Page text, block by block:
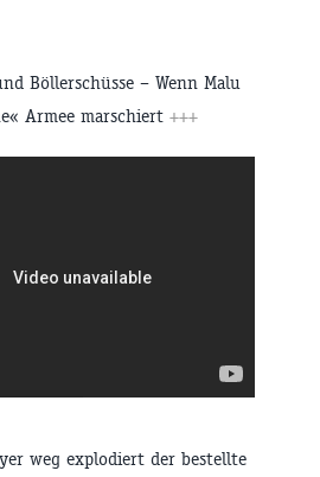
Böllerschüsse – Wenn Malu
Armee marschiert +++
weg explodiert der bestellte